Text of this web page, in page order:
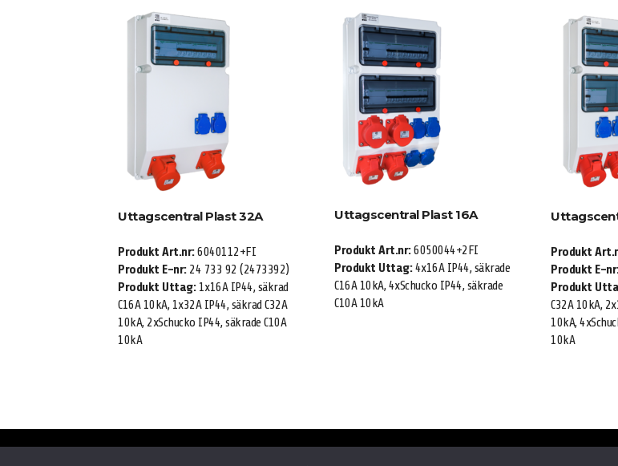
Uttagscentral Plast 32A
Produkt Art.nr:6040112+FI
Produkt E-nr:24 733 92 (2473392)
Produkt Uttag:1x16A IP44, säkrad
C16A 10kA, 1x32A IP44, säkrad C32A
10kA, 2xSchucko IP44, säkrade C10A
10kA
Uttagscentral Plast 16A
Produkt Art.nr:6050044+2FI
Produkt Uttag:4x16A IP44, säkrade
C16A 10kA, 4xSchucko IP44, säkrade
C10A 10kA
Produkt
Produkt E-
Produkt
C32A 10kA,
10kA,
10kA